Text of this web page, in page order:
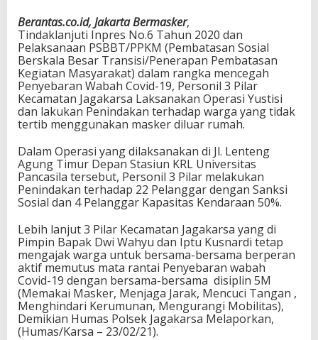
Berantas.co.id, Jakarta Bermasker,
Tindaklanjuti Inpres No.6 Tahun 2020 dan
Pelaksanaan PSBBT/PPKM (Pembatasan Sosial
Berskala Besar Transisi/Penerapan Pembatasan
Kegiatan Masyarakat) dalam rangka mencegah
Penyebaran Wabah Covid-19, Personil 3 Pilar
Kecamatan Jagakarsa Laksanakan Operasi Yustisi
dan lakukan Penindakan terhadap warga yang tidak
tertib menggunakan masker diluar rumah.
Dalam Operasi yang dilaksanakan di Jl. Lenteng
Agung Timur Depan Stasiun KRL Universitas
Pancasila tersebut, Personil 3 Pilar melakukan
Penindakan terhadap 22 Pelanggar dengan Sanksi
Sosial dan 4 Pelanggar Kapasitas Kendaraan 50%.
Lebih lanjut 3 Pilar Kecamatan Jagakarsa yang di
Pimpin Bapak Dwi Wahyu dan Iptu Kusnardi tetap
mengajak warga untuk bersama-bersama berperan
aktif memutus mata rantai Penyebaran wabah
Covid-19 dengan bersama-bersama disiplin 5M
(Memakai Masker, Menjaga Jarak, Mencuci Tangan ,
Menghindari Kerumunan, Mengurangi Mobilitas),
Demikian Humas Polsek Jagakarsa Melaporkan,
(Humas/Karsa – 23/02/21).